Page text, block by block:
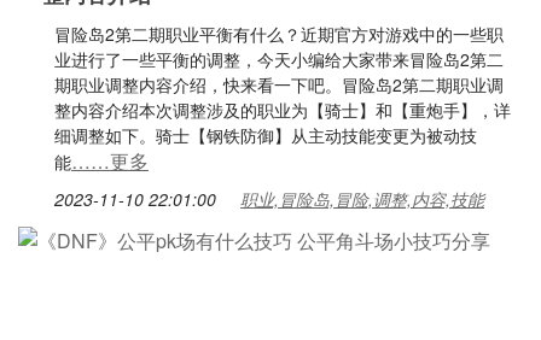
冒险岛2第二期职业平衡有什么？近期官方对游戏中的一些职
业进行了一些平衡的调整，今天小编给大家带来冒险岛2第二
期职业调整内容介绍，快来看一下吧。冒险岛2第二期职业调
整内容介绍本次调整涉及的职业为【骑士】和【重炮手】，详
细调整如下。骑士【钢铁防御】从主动技能变更为被动技
能……更多
2023-11-10 22:01:00 职业,冒险岛,冒险,调整,内容,技能